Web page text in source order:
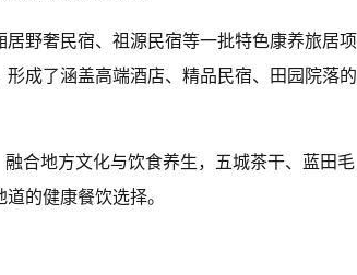
野奢民宿、祖源民宿等一批特色康养旅居项
成了涵盖高端酒店、精品民宿、田园院落的
合地方文化与饮食养生，五城茶干、蓝田毛
的健康餐饮选择。